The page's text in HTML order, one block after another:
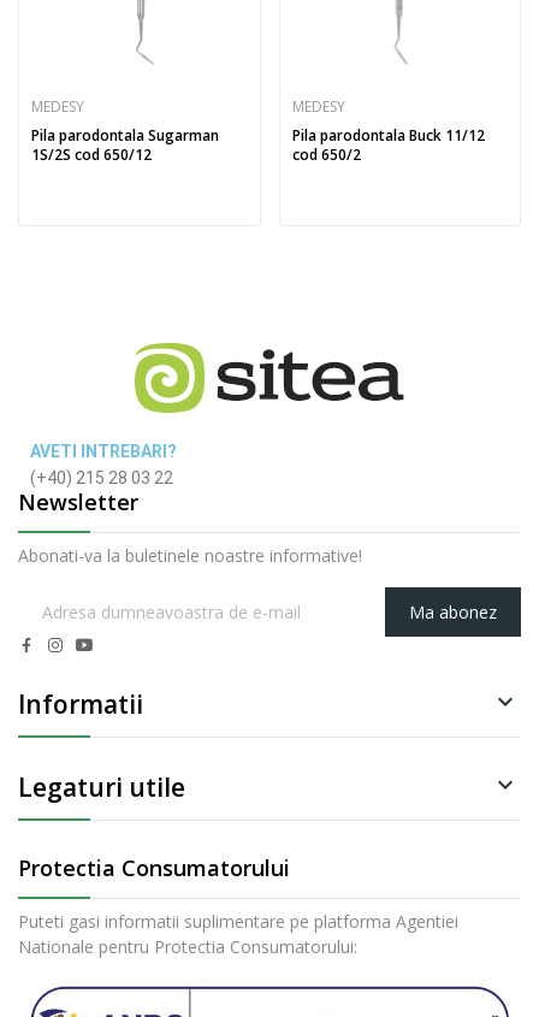
MEDESY
Pila parodontala Sugarman
1S/2S cod 650/12
MEDESY
Pila parodontala Buck 11/12
cod 650/2
AVETI INTREBARI?
(+40) 215 28 03 22
Newsletter
Abonati-va la buletinele noastre informative!
Ma abonez
Informatii 
Legaturi utile 
Protectia Consumatorului
Puteti gasi informatii suplimentare pe platforma Agentiei
Nationale pentru Protectia Consumatorului: